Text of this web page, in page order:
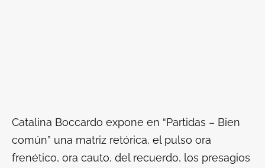
Catalina Boccardo expone en “Partidas – Bien
común” una matriz retórica, el pulso ora
frenético, ora cauto, del recuerdo, los presagios